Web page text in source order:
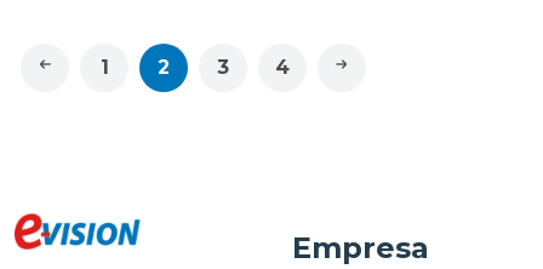
1 2 3 4
Empresa